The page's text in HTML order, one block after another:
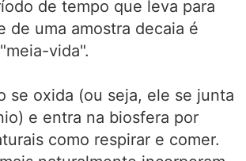
de tempo que leva para
de uma amostra decaia é
vida".
se oxida (ou seja, ele se junta
e entra na biosfera por
como respirar e comer.